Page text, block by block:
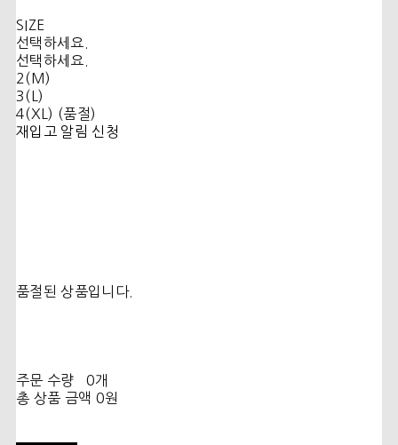
SIZE
선택하세요.
선택하세요.
2(M)
3(L)
4(XL) (품절)
재입고 알림 신청
품절된 상품입니다.
주문 수량
0개
총 상품 금액 0원